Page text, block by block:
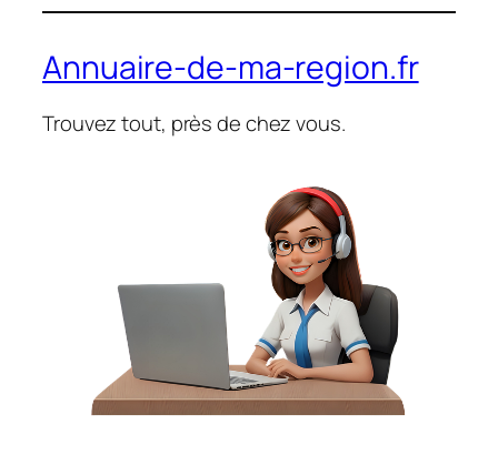
Annuaire-de-ma-region.fr
Trouvez tout, près de chez vous.